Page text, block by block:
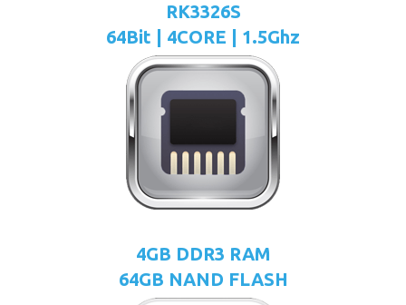
RK3326S
64Bit | 4CORE | 1.5Ghz
4GB DDR3 RAM
64GB NAND FLASH